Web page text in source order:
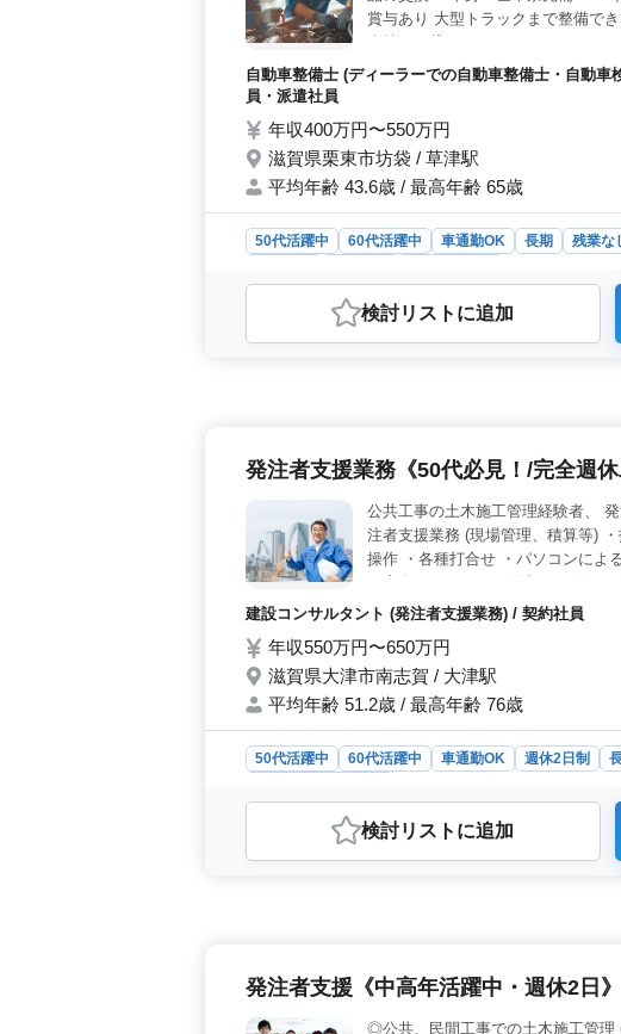
賞与あり 大型トラックまで整備で
自動車整備士 (ディーラーでの自動車整備士・自動
員・派遣社員
年収400万円〜550万円
滋賀県栗東市坊袋 / 草津駅
平均年齢 43.6歳 / 最高年齢 65歳
50代活躍中 60代活躍中 車通勤OK 長期 残業な
おすすめポイント
＜寮完備で安心して働ける環境＞ 単身・世帯用
期的に働きやすい職場です。 ＜大型車両整備
や賞与、社会保険完備など福利厚生も整ってお
検討リスト に追加
発注者支援業務《50代必見！/完全週
公共工事の土木施工管理経験者、
注者支援業務 (現場管理、積算等)
操作 ・各種打合せ ・パソコンによ
ん宿舎はこちらでご用意。 50代・
建設コンサルタント (発注者支援業務) / 契約社員
年収550万円〜650万円
滋賀県大津市南志賀 / 大津駅
平均年齢 51.2歳 / 最高年齢 76歳
50代活躍中 60代活躍中 車通勤OK 週休2日制
おすすめポイント
＜キャリアチャンス＞ 50代必見！公共工事の土
せましょう。経験豊富な方は優遇される環境
などの福利厚生も充実しています。安定した就
検討リスト に追加
発注者支援《中高年活躍中・週休2日》
◎公共、民間工事での土木施工管